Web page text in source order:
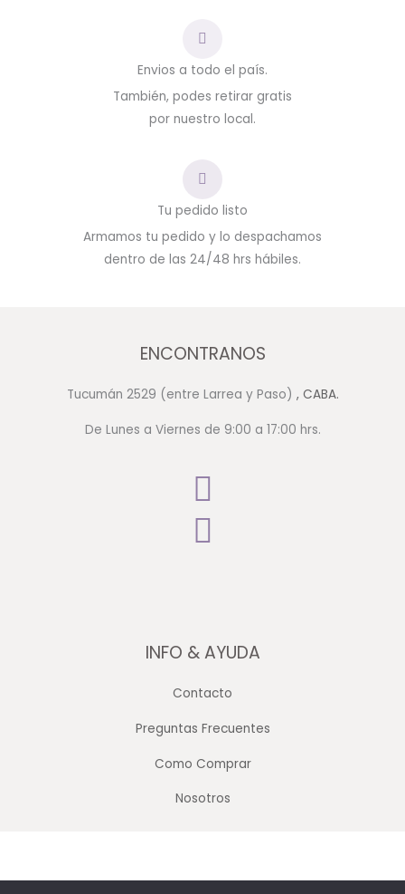
Envios a todo el país.
También, podes retirar gratis
por nuestro local.
Tu pedido listo
Armamos tu pedido y lo despachamos
dentro de las 24/48 hrs hábiles.
ENCONTRANOS
Tucumán 2529 (entre Larrea y Paso) , CABA.
De Lunes a Viernes de 9:00 a 17:00 hrs.
INFO & AYUDA
Contacto
Preguntas Frecuentes
Como Comprar
Nosotros